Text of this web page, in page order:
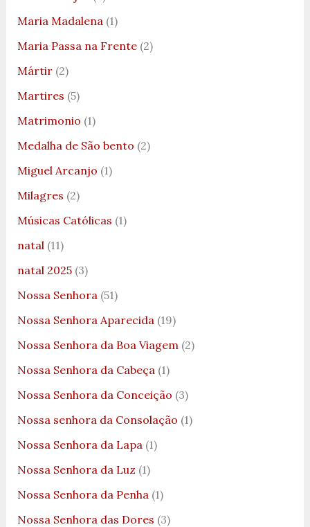
Maria Madalena (1)
Maria Passa na Frente(2)
Mártir(2)
Martires (5)
Matrimonio (1)
Medalha de São bento (2)
Miguel Arcanjo (1)
Milagres (2)
Músicas Católicas (1)
natal (11)
natal 2025(3)
Nossa Senhora (51)
Nossa Senhora Aparecida (19)
Nossa Senhora da Boa Viagem (2)
Nossa Senhora da Cabeça (1)
Nossa Senhora da Conceição (3)
Nossa senhora da Consolação (1)
Nossa Senhora da Lapa (1)
Nossa Senhora da Luz (1)
Nossa Senhora da Penha (1)
Nossa Senhora das Dores (3)